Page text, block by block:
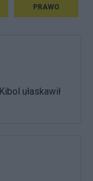
PRAWO
ułaskawił